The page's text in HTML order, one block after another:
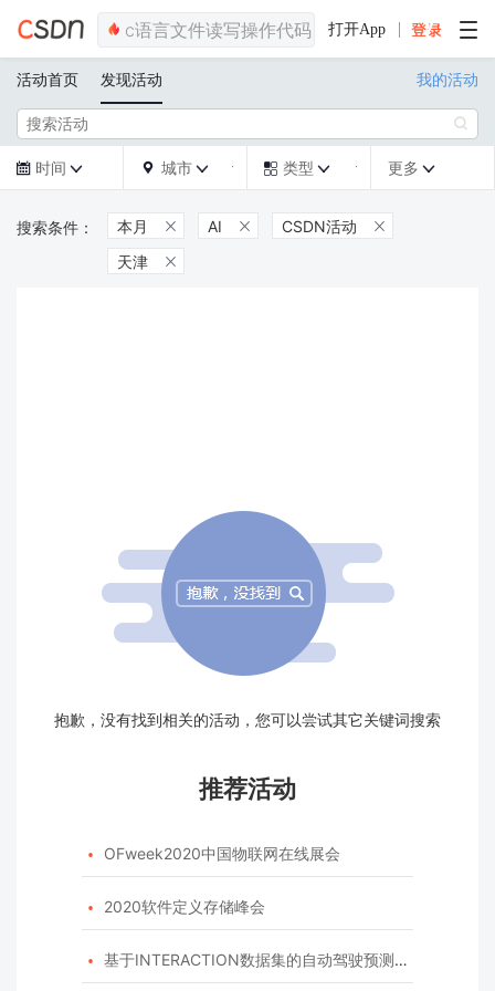
打开App
活动首页 发现活动 我的活动

 时间   城市   类型  更多 
本月  AI  CSDN活动 
天津 
抱歉，没有找到相关的活动，您可以尝试其它关键词搜索
推荐活动
 OFweek2020中国物联网在线展会
 2020软件定义存储峰会
 基于INTERACTION数据集的自动驾驶预测模型挑战赛